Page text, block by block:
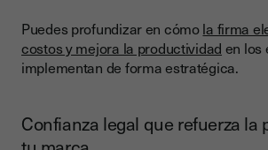
Puedes profundizar en cómola firma
costos y mejora la productividad en los
implementan de forma estratégica.
Confianza legal que refuerza la